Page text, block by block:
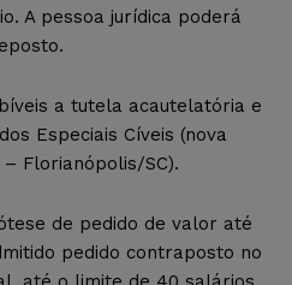
A pessoa jurídica poderá
a tutela acautelatória e
Especiais Cíveis (nova
Florianópolis/SC).
de pedido de valor até
pedido contraposto no